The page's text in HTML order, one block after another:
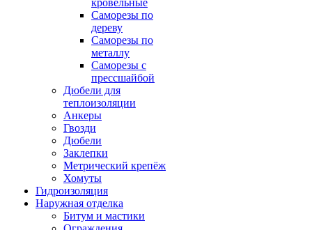
кровельные
Саморезы по
дереву
Саморезы по
металлу
Саморезы с
прессшайбой
Дюбели для
теплоизоляции
Анкеры
Гвозди
Дюбели
Заклепки
Метрический крепёж
Хомуты
Гидроизоляция
Наружная отделка
Битум и мастики